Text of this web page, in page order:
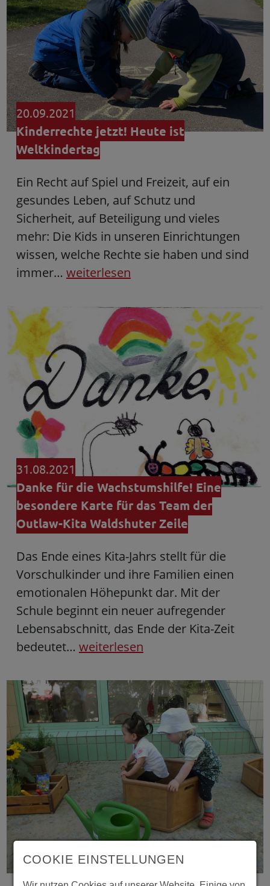
20.09.2021
Kinderrechte jetzt! Heute ist
Weltkindertag
Ein Recht auf Spiel und Freizeit, auf ein
gesundes Leben, auf Schutz und
Sicherheit, auf Beteiligung und vieles
mehr: Die Kids in unseren Einrichtungen
wissen, welche Rechte sie haben und sind
immer… weiterlesen
31.08.2021
Danke für die Wachstumshilfe! Eine
besondere Karte für das Team der
Outlaw-Kita Waldshuter Zeile
Das Ende eines Kita-Jahrs stellt für die
Vorschulkinder und ihre Familien einen
emotionalen Höhepunkt dar. Mit der
Schule beginnt ein neuer aufregender
Lebensabschnitt, das Ende der Kita-Zeit
bedeutet… weiterlesen
27.07.2021
COOKIE EINSTELLUNGEN